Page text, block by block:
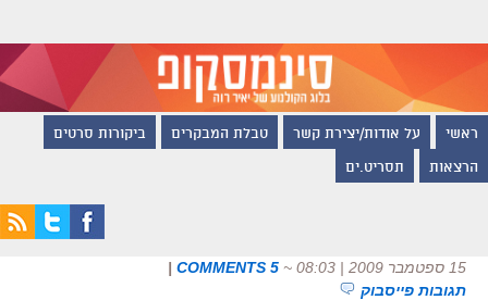
ראשי על אודות/יצירת קשר טבלת המבקרים ביקורות סרטים
הרצאות תסריט.ים
15 ספטמבר 2009 | 08:03 ~
5 COMMENTS
|
תגובות פייסבוק